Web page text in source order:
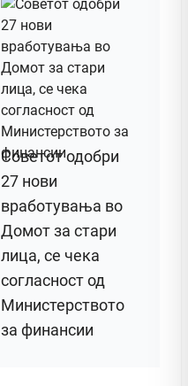
Советот одобри
27 нови
вработувања во
Домот за стари
лица, се чека
согласност од
Министерството
за финансии